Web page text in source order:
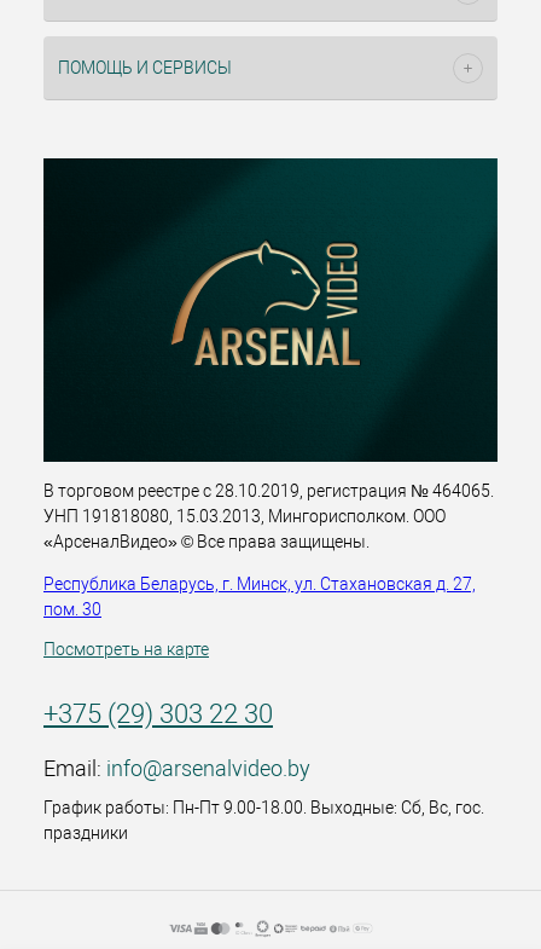
ПОМОЩЬ И СЕРВИСЫ
В торговом реестре с 28.10.2019, регистрация № 464065.
УНП 191818080, 15.03.2013, Мингорисполком. ООО
«АрсеналВидео» © Все права защищены.
Республика Беларусь, г. Минск, ул. Стахановская д. 27,
пом. 30
Посмотреть на карте
+375 (29) 303 22 30
Email: info@arsenalvideo.by
График работы: Пн-Пт 9.00-18.00. Выходные: Сб, Вс, гос.
праздники